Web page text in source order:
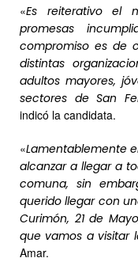
«Es reiterativo el
promesas
compromiso es de
distintas
adultos mayores,
sectores de San
indicó la candidata.
«Lamentablemente
alcanzar a llegar a
comuna, sin
querido llegar con
Curimón, 21 de
que vamos a visitar
Amar.